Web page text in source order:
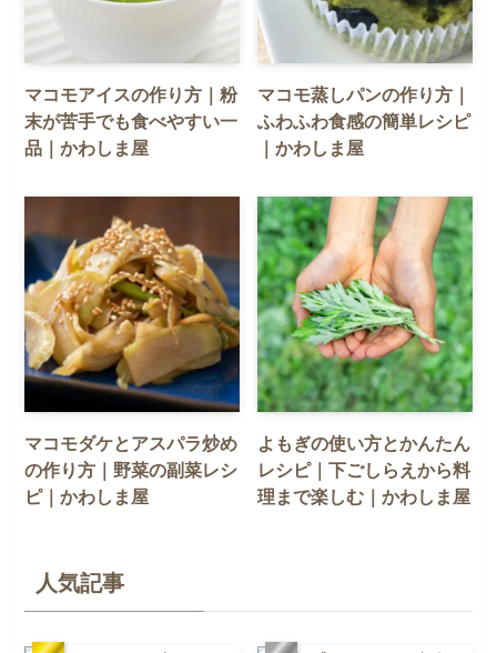
マコモアイスの作り方｜粉
末が苦手でも食べやすい一
品｜かわしま屋
マコモ蒸しパンの作り方｜
ふわふわ食感の簡単レシピ
｜かわしま屋
マコモダケとアスパラ炒め
の作り方｜野菜の副菜レシ
ピ｜かわしま屋
よもぎの使い方とかんたん
レシピ｜下ごしらえから料
理まで楽しむ｜かわしま屋
人気記事